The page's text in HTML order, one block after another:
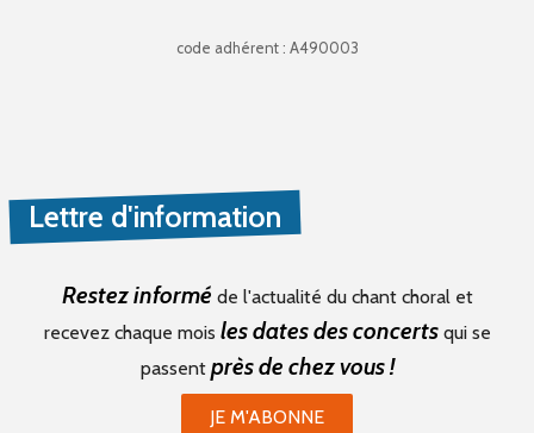
code adhérent : A490003
Lettre d'information
Restez informé de l'actualité du chant choral et
recevez chaque mois les dates des concertsqui se
passent près de chez vous !
JE M'ABONNE